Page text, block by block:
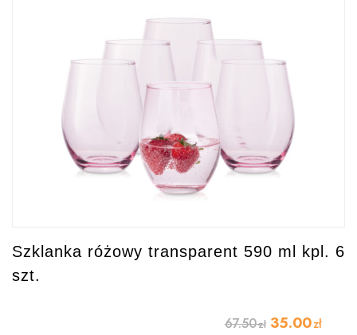
Szklanka różowy transparent 590 ml kpl. 6
szt.
67.50zł 35.00zł